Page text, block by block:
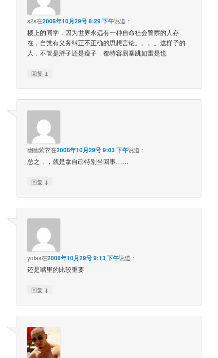
s2s在2008年10月29号 8:29 下午说道：
楼上的同学，因为世界永远有一种自命社会警察的人存
在，自觉有义务纠正不正确的思想言论。。。。这样子的
人，不管是胖子还是瘦子，都特容易暴跳如雷是也
回复 ↓
幽幽紫衣在2008年10月29号 9:03 下午说道：
总之，，就是拿自己特别当回事……
回复 ↓
yotas在2008年10月29号 9:13 下午说道：
还是嘴里的比较重要
回复 ↓